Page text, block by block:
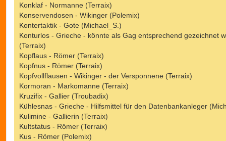
Konklaf - Normanne (Terraix)
Konservendosen - Wikinger (Polemix)
Kontertaktik - Gote (Michael_S.)
Konturlos - Grieche - könnte als Gag entsprechend gezeichnet
(Terraix)
Kopflaus - Römer (Terraix)
Kopfnus - Römer (Terraix)
Kopfvollflausen - Wikinger - der Versponnene (Terraix)
Kormoran - Markomanne (Terraix)
Kruzifix - Gallier (Troubadix)
Kühlesnas - Grieche - Hilfsmittel für den Datenbankanleger
Kulimine - Gallierin (Terraix)
Kultstatus - Römer (Terraix)
Kus - Römer (Polemix)